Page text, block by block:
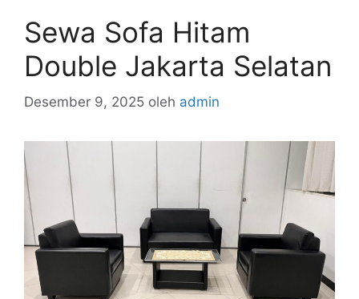
Sewa Sofa Hitam
Double Jakarta Selatan
Desember 9, 2025 oleh admin